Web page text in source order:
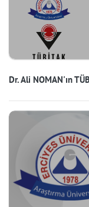
Dr. Ali NOMAN'ın